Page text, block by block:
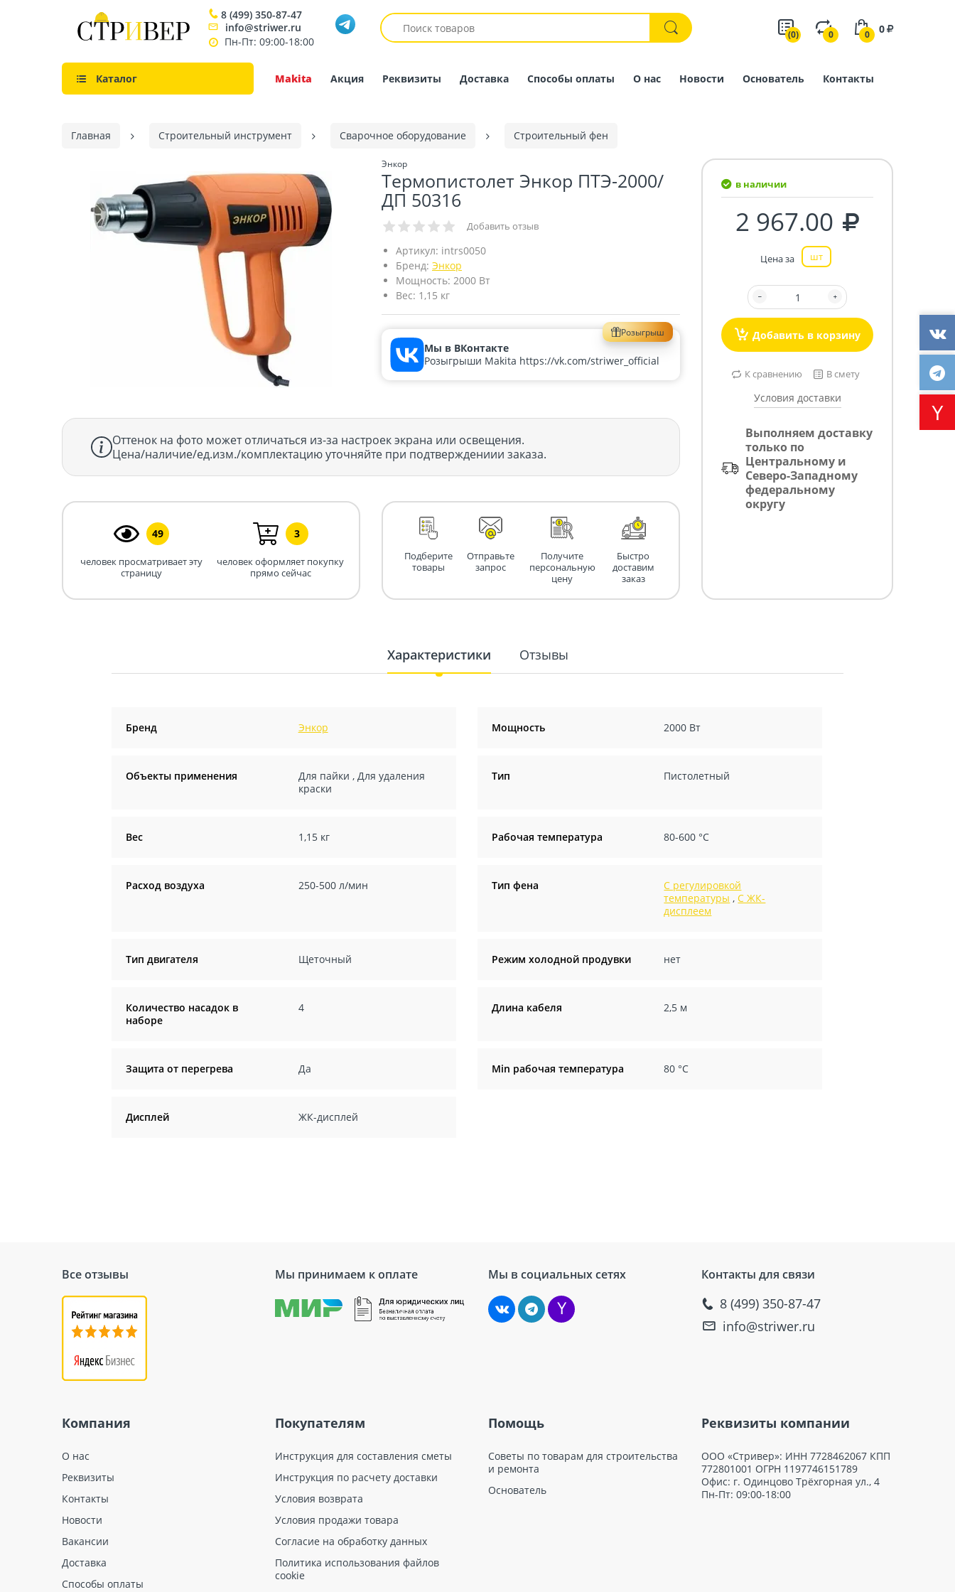
8 (499) 350-87-47
info@striwer.ru
Пн-Пт: 09:00-18:00
(0) 0 0 0
Каталог Makita Акция Реквизиты Доставка Способы оплаты О нас Новости Основатель Контакты
Главная Строительный инструмент Сварочное оборудование Строительный фен
Энкор
Термопистолет Энкор ПТЭ-2000/
ДП 50316
Добавить отзыв
Артикул: intrs0050
Бренд: Энкор
Мощность: 2000 Вт
Вес: 1,15 кг
Розыгрыш
Мы в ВКонтакте
Розыгрыши Makita https://vk.com/striwer_official
Оттенок на фото может отличаться из-за настроек экрана или освещения.
Цена/наличие/ед.изм./комплектацию уточняйте при подтверждениии заказа.
49
человек просматривает эту
страницу
3
человек оформляет покупку
прямо сейчас
Подберите
товары
Отправьте
запрос
Получите
персональную
цену
Быстро
доставим
заказ
в наличии
2 967.00
Цена за шт
Добавить в корзину
К сравнению В смету
Условия доставки
Выполняем доставку
только по
Центральному и
Северо-Западному
федеральному
округу
Характеристики Отзывы
Бренд Энкор Мощность 2000 Вт
Объекты применения Для пайки , Для удаления
краски
Тип Пистолетный
Вес 1,15 кг Рабочая температура 80-600 °С
Расход воздуха 250-500 л/мин Тип фена
С регулировкой
температуры ,С ЖК-
дисплеем
Тип двигателя Щеточный Режим холодной продувки нет
Количество насадок в
наборе
4 Длина кабеля 2,5 м
Защита от перегрева Да Min рабочая температура 80 °С
Дисплей ЖК-дисплей
Все отзывы Мы принимаем к оплате Мы в социальных сетях Контакты для связи
8 (499) 350-87-47
info@striwer.ru
Компания
О нас
Реквизиты
Контакты
Новости
Вакансии
Доставка
Способы оплаты
Покупателям
Инструкция для составления сметы
Инструкция по расчету доставки
Условия возврата
Условия продажи товара
Согласие на обработку данных
Политика использования файлов
cookie
Помощь
Советы по товарам для строительства
и ремонта
Основатель
Реквизиты компании
ООО «Стривер»: ИНН 7728462067 КПП
772801001 ОГРН 1197746151789
Офис: г. Одинцово Трёхгорная ул., 4
Пн-Пт: 09:00-18:00